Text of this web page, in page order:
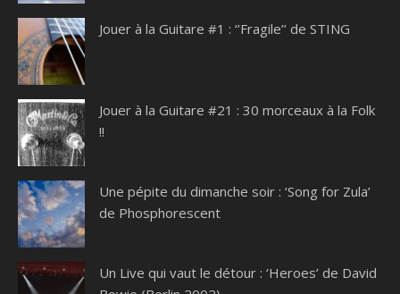
Jouer à la Guitare #1 : ‘’Fragile’’ de STING
Jouer à la Guitare #21 : 30 morceaux à la Folk
!!
Une pépite du dimanche soir : ‘Song for Zula’
de Phosphorescent
Un Live qui vaut le détour : ‘Heroes’ de David